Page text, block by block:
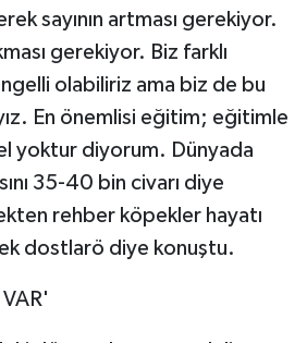
sayının artması gerekiyor.
gerekiyor. Biz farklı
olabiliriz ama biz de bu
En önemlisi eğitim; eğitimle
yoktur diyorum. Dünyada
35-40 bin civarı diye
rehber köpekler hayatı
dostlarö diye konuştu.